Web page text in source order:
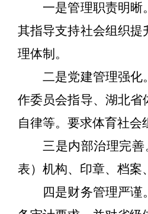
一是管理职责明晰
其指导支持社会组织
理体制。
二是党建管理强化
作委员会指导、湖北
自律等。要求体育社会
三是内部治理完
表）机构、印章、档案
四是财务管理严